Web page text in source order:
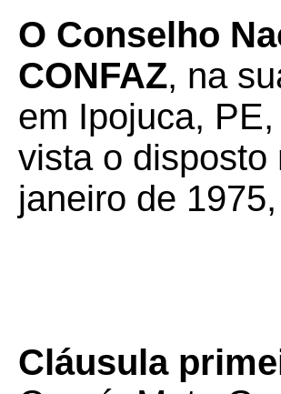
O Conselho
CONFAZ, na
em Ipojuca,
vista o disposto
janeiro de
Cláusula